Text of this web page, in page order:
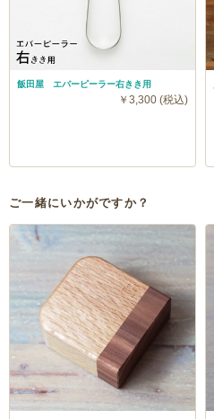
飯田屋 エバーピーラー右きき用
￥3,300 (税込)
ご一緒にいかがですか？